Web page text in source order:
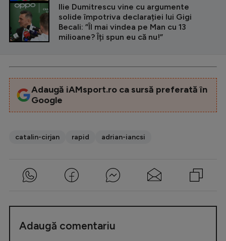
Ilie Dumitrescu vine cu argumente
solide împotriva declarației lui Gigi
Becali: ”Îl mai vindea pe Man cu 13
milioane? Îți spun eu că nu!”
Adaugă iAMsport.ro ca sursă preferată în
Google
catalin-cirjan rapid adrian-iancsi
Adaugă comentariu